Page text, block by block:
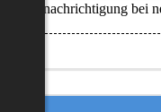
Benachrichtigung bei